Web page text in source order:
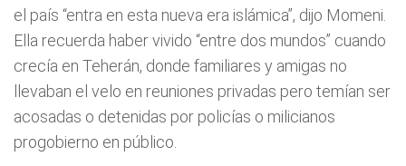
el país “entra en esta nueva era islámica”, dijo Momeni.
Ella recuerda haber vivido “entre dos mundos” cuando
crecía en Teherán, donde familiares y amigas no
llevaban el velo en reuniones privadas pero temían ser
acosadas o detenidas por policías o milicianos
progobierno en público.